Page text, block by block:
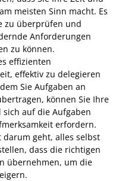
meisten Sinn macht. Es
zu überprüfen und
Anforderungen
zu können.
effizienten
effektiv zu delegieren
Sie Aufgaben an
können Sie Ihre
auf die Aufgaben
erfordern.
darum geht, alles selbst
dass die richtigen
übernehmen, um die